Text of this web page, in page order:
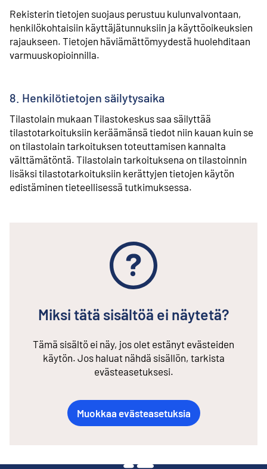
Rekisterin tietojen suojaus perustuu kulunvalvontaan,
henkilökohtaisiin käyttäjätunnuksiin ja käyttöoikeuksien
rajaukseen. Tietojen häviämättömyydestä huolehditaan
varmuuskopioinnilla.
8. Henkilötietojen säilytysaika
Tilastolain mukaan Tilastokeskus saa säilyttää
tilastotarkoituksiin keräämänsä tiedot niin kauan kuin se
on tilastolain tarkoituksen toteuttamisen kannalta
välttämätöntä. Tilastolain tarkoituksena on tilastoinnin
lisäksi tilastotarkoituksiin kerättyjen tietojen käytön
edistäminen tieteellisessä tutkimuksessa.
Miksi tätä sisältöä ei näytetä?
Tämä sisältö ei näy, jos olet estänyt evästeiden
käytön. Jos haluat nähdä sisällön, tarkista
evästeasetuksesi.
Muokkaa evästeasetuksia